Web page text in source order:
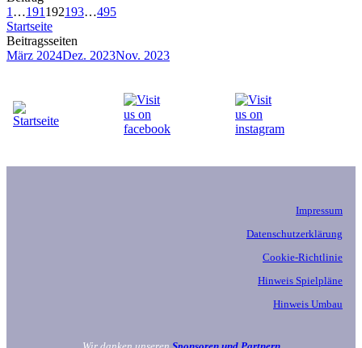
1 …191 192193…495
Startseite
Beitragsseiten
März 2024Dez. 2023Nov. 2023
Impressum
Datenschutzerklärung
Cookie-Richtlinie
Hinweis Spielpläne
Hinweis Umbau